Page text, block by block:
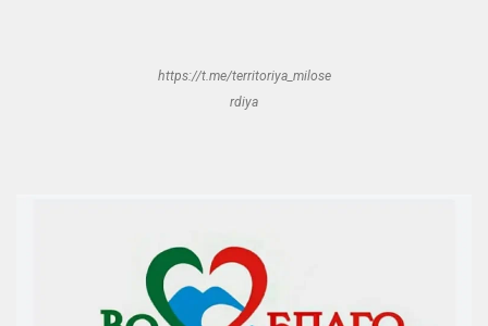
https://t.me/territoriya_milose
rdiya